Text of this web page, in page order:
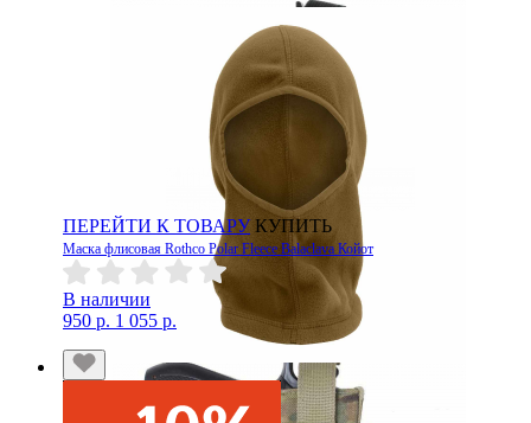
ПЕРЕЙТИ К ТОВАРУ КУПИТЬ
Маска флисовая Rothco Polar Fleece Balaclava Койот
В наличии
950 р. 1 055 р.